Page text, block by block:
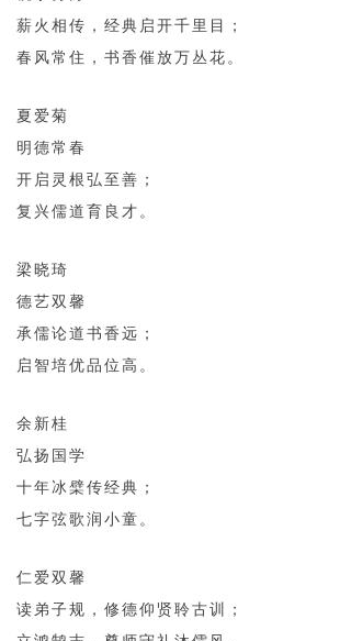
薪火相传，经典启开千里目；
春风常住，书香催放万丛花。
夏爱菊
明德常春
开启灵根弘至善；
复兴儒道育良才。
梁晓琦
德艺双馨
承儒论道书香远；
启智培优品位高。
余新桂
弘扬国学
十年冰檗传经典；
七字弦歌润小童。
仁爱双馨
读弟子规，修德仰贤聆古训；